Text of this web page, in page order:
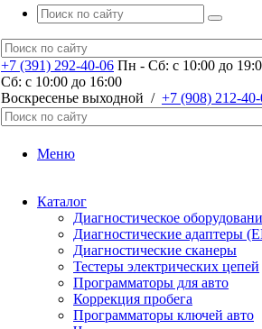
+7 (391) 292-40-06 Пн - Сб: c 10:00 до
Сб: c 10:00 до 16:00
​Воскресенье выходной / +7 (908) 212-
Меню
Каталог
Диагностическое
Диагностические адаптеры
Диагностические сканеры
Тестеры электрических цепей
Программаторы для авто
Коррекция пробега
Программаторы ключей авто